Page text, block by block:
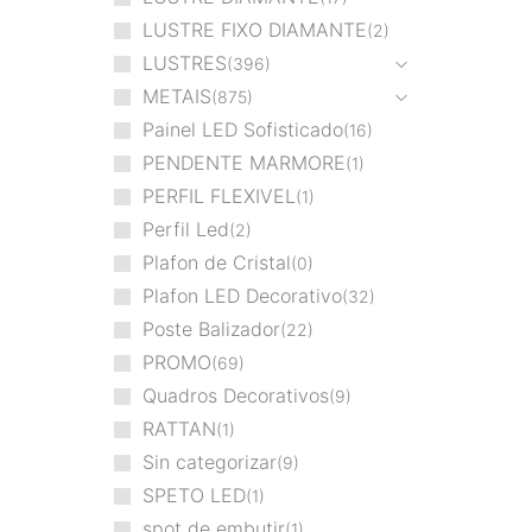
LUSTRE FIXO DIAMANTE 2
LUSTRES 396
METAIS 875
Painel LED Sofisticado 16
PENDENTE MARMORE 1
PERFIL FLEXIVEL 1
Perfil Led 2
Plafon de Cristal 0
Plafon LED Decorativo 32
Poste Balizador 22
PROMO 69
Quadros Decorativos 9
RATTAN 1
Sin categorizar 9
SPETO LED 1